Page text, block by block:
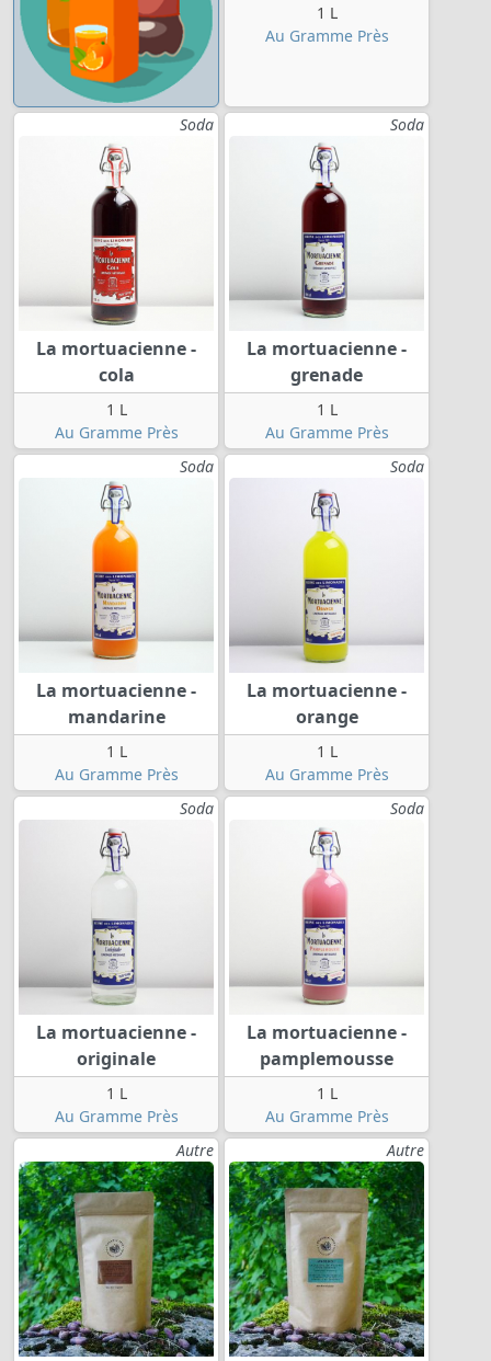
1 L
Au Gramme Près
Soda
La mortuacienne -
cola
1 L
Au Gramme Près
Soda
La mortuacienne -
grenade
1 L
Au Gramme Près
Soda
La mortuacienne -
mandarine
1 L
Au Gramme Près
Soda
La mortuacienne -
orange
1 L
Au Gramme Près
Soda
La mortuacienne -
originale
1 L
Au Gramme Près
Soda
La mortuacienne -
pamplemousse
1 L
Au Gramme Près
Autre
Autre